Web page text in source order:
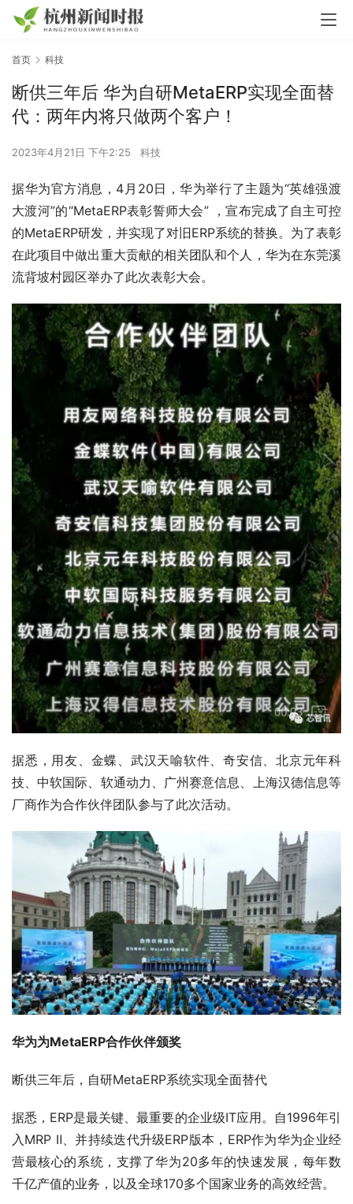
首页 科技
断供三年后 华为自研MetaERP实现全面替
代：两年内将只做两个客户！
2023年4月21日 下午2:25 科技
据华为官方消息，4月20日，华为举行了主题为“英雄强渡
大渡河”的“MetaERP表彰誓师大会” ，宣布完成了自主可控
的MetaERP研发，并实现了对旧ERP系统的替换。为了表彰
在此项目中做出重大贡献的相关团队和个人，华为在东莞溪
流背坡村园区举办了此次表彰大会。
据悉，用友、金蝶、武汉天喻软件、奇安信、北京元年科
技、中软国际、软通动力、广州赛意信息、上海汉德信息等
厂商作为合作伙伴团队参与了此次活动。
华为为MetaERP合作伙伴颁奖
断供三年后，自研MetaERP系统实现全面替代
据悉，ERP是最关键、最重要的企业级IT应用。自1996年引
入MRP Ⅱ、并持续迭代升级ERP版本，ERP作为华为企业经
营最核心的系统，支撑了华为20多年的快速发展，每年数
千亿产值的业务，以及全球170多个国家业务的高效经营。